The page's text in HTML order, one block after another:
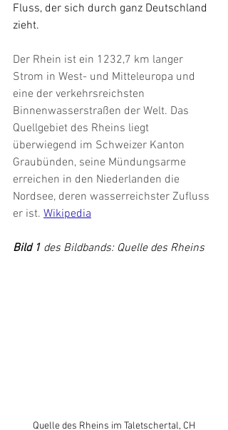
Fluss, der sich durch ganz Deutschland
zieht.
Der Rhein ist ein 1232,7 km langer
Strom in West- und Mitteleuropa und
eine der verkehrsreichsten
Binnenwasserstraßen der Welt. Das
Quellgebiet des Rheins liegt
überwiegend im Schweizer Kanton
Graubünden, seine Mündungsarme
erreichen in den Niederlanden die
Nordsee, deren wasserreichster Zufluss
er ist. Wikipedia
Bild 1 des Bildbands: Quelle des Rheins
Quelle des Rheins im Taletschertal, CH